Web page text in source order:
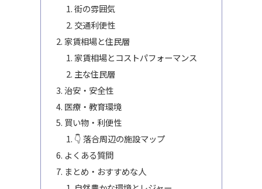
街の雰囲気
交通利便性
家賃相場と住民層
家賃相場とコストパフォーマンス
主な住民層
治安・安全性
医療・教育環境
買い物・利便性
👇 落合周辺の施設マップ
よくある質問
まとめ・おすすめな人